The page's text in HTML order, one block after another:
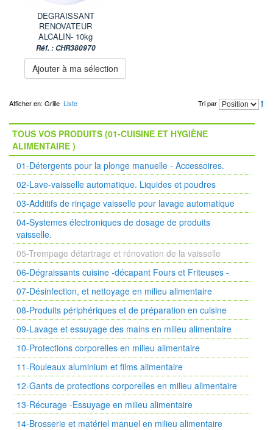
DEGRAISSANT
RENOVATEUR
ALCALIN- 10kg
Réf. : CHR380970
Ajouter à ma sélection
Afficher en: Grille Liste Tri par
TOUS VOS PRODUITS (01-CUISINE ET HYGIÈNE
ALIMENTAIRE )
01-Détergents pour la plonge manuelle - Accessoires.
02-Lave-vaisselle automatique. Liquides et poudres
03-Additifs de rinçage vaisselle pour lavage automatique
04-Systemes électroniques de dosage de produits
vaisselle.
05-Trempage détartrage et rénovation de la vaisselle
06-Dégraissants cuisine -décapant Fours et Friteuses -
07-Désinfection, et nettoyage en milieu alimentaire
08-Produits périphériques et de préparation en cuisine
09-Lavage et essuyage des mains en milieu alimentaire
10-Protections corporelles en milieu alimentaire
11-Rouleaux aluminium et films alimentaire
12-Gants de protections corporelles en milieu alimentaire
13-Récurage -Essuyage en milieu alimentaire
14-Brosserie et matériel manuel en milieu alimentaire